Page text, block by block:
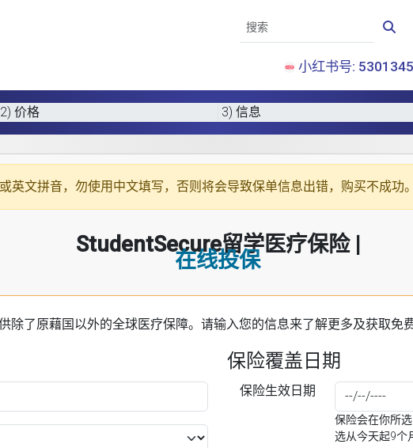
小红书号:
2) 价格 3) 信息
英文拼音，勿使用中文填写，否则将会导致保单信息出错，购买不成功。
StudentSecure留学医疗保险 |
在线投保
除了原藉国以外的全球医疗保障。请输入您的信息来了解更多及获取免费
保险覆盖日期
保险生效日期
保险会在你所
选从今天起9个